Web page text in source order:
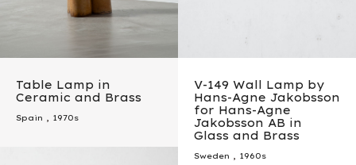
Table Lamp in
Ceramic and Brass
Spain , 1970s
V-149 Wall Lamp by
Hans-Agne Jakobsson
for Hans-Agne
Jakobsson AB in
Glass and Brass
Sweden , 1960s